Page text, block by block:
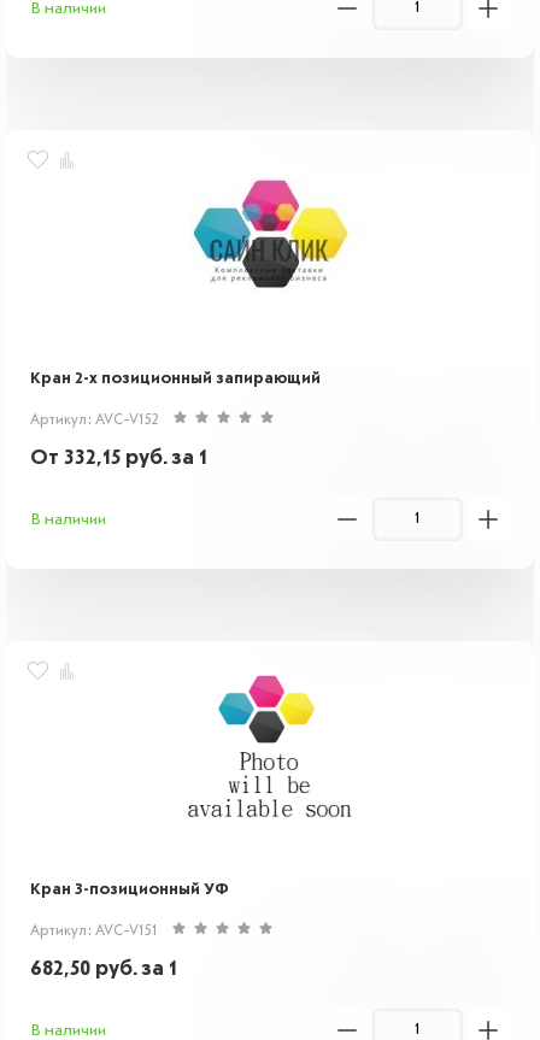
В наличии
Кран 2-х позиционный запирающий
Артикул: AVC-V152
От 332,15 руб.за 1
В наличии
Кран 3-позиционный УФ
Артикул: AVC-V151
682,50 руб.за 1
В наличии